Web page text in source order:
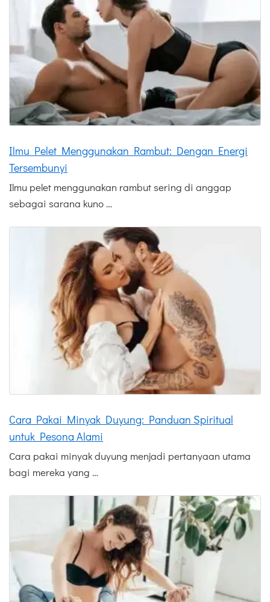
Ilmu Pelet Menggunakan Rambut: Dengan Energi
Tersembunyi
Ilmu pelet menggunakan rambut sering di anggap
sebagai sarana kuno …
Cara Pakai Minyak Duyung: Panduan Spiritual
untuk Pesona Alami
Cara pakai minyak duyung menjadi pertanyaan utama
bagi mereka yang …